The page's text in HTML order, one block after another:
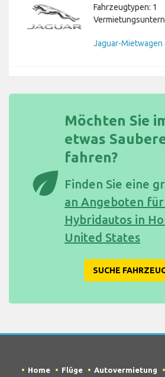
Fahrzeugtypen: 1
Jaguar-Mietwagen
eco
Möchten Sie
etwas
fahren?
Finden Sie eine
an Angeboten
Hybridautos in
United States
SUCHE
Home Flüge Autovermietung